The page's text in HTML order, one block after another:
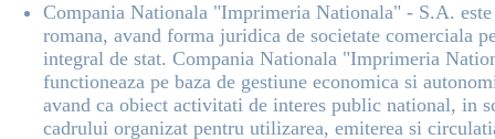
Compania Nationala "Imprimeria Nationala" - S.A.
romana, avand forma juridica de societate comerciala
integral de stat. Compania Nationala "Imprimeria
functioneaza pe baza de gestiune economica si
avand ca obiect activitati de interes public national, in
cadrului organizat pentru utilizarea, emiterea si